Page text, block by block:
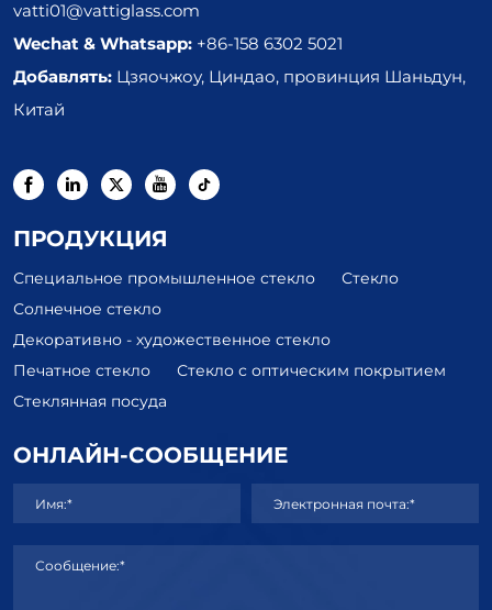
vatti01@vattiglass.com
Wechat & Whatsapp: +86-158 6302 5021
Добавлять: Цзяочжоу, Циндао, провинция Шаньдун,
Китай
ПРОДУКЦИЯ
Специальное промышленное стекло
Стекло
Солнечное стекло
Декоративно - художественное стекло
Печатное стекло
Стекло с оптическим покрытием
Стеклянная посуда
ОНЛАЙН-СООБЩЕНИЕ
Имя:* Электронная почта:*
Сообщение:*